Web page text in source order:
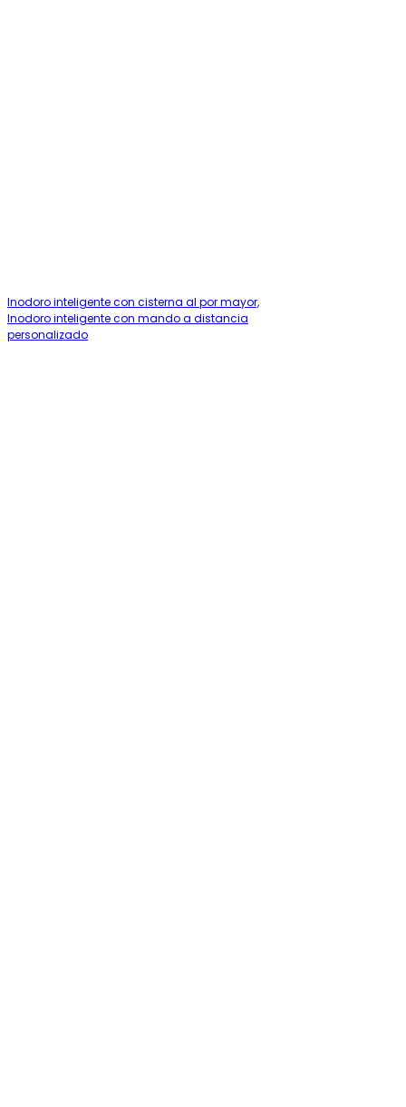
Inodoro inteligente con cisterna al por mayor,
Inodoro inteligente con mando a distancia
personalizado